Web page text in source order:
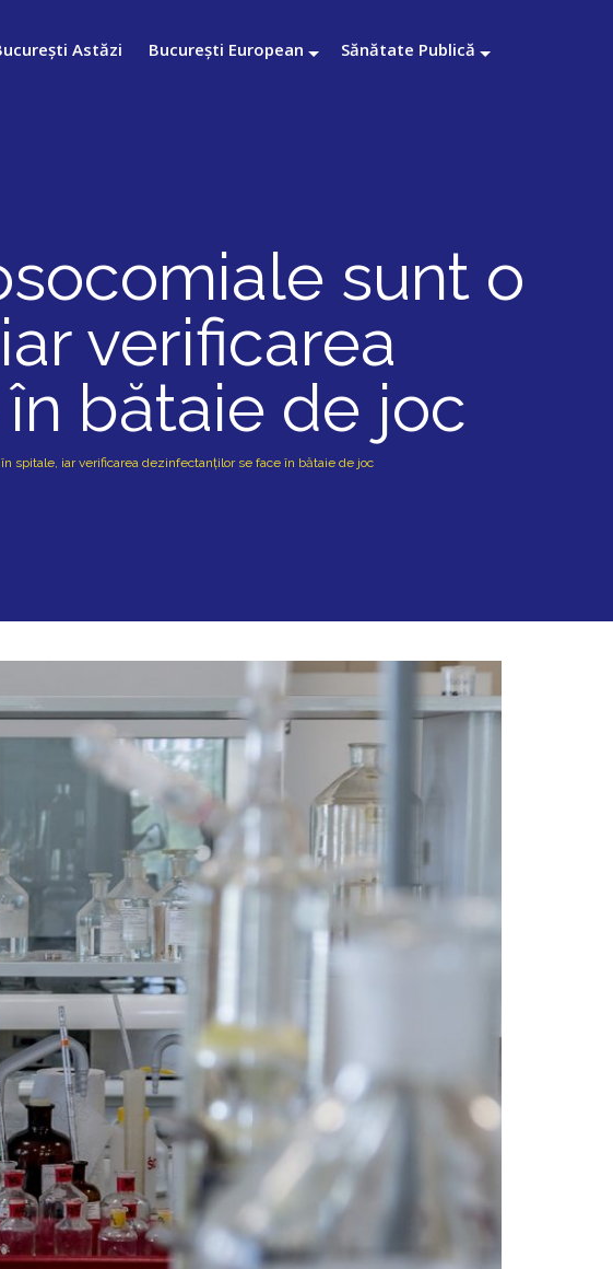
Astăzi București European Sănătate Publică
sunt o
verificarea
bătaie de joc
spitale, iar verificarea dezinfectanților se face în bătaie de joc